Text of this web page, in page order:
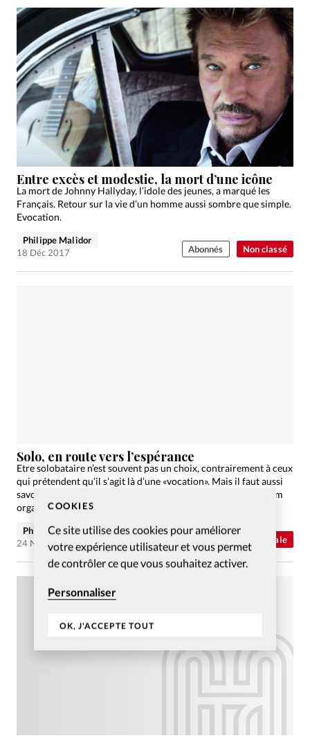
COOKIES
Ce site utilise des cookies pour améliorer
votre expérience utilisateur et vous permet
de contrôler ce que vous souhaitez activer.
Personnaliser
OK, J'ACCEPTE TOUT
Non classé
Entre excès et modestie, la mort d’une icône
La mort de Johnny Hallyday, l’idole des jeunes, a marqué les
Français. Retour sur la vie d’un homme aussi sombre que simple.
Evocation.
Philippe Malidor
18 Déc 2017
Abonnés
Actualité internationale
Solo, en route vers l’espérance
Etre solobataire n’est souvent pas un choix, contrairement à ceux
qui prétendent qu’il s’agit là d’une «vocation». Mais il faut aussi
savoir en prendre les bons côtés. C’était le message d’un forum
organisé fin septembre…
Philippe Malidor
24 Nov 2013